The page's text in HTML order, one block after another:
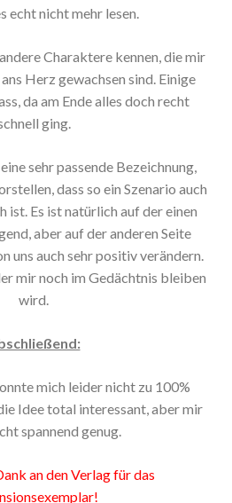
echt nicht mehr lesen.
Charaktere kennen, die mir
Herz gewachsen sind. Einige
da am Ende alles doch recht
ging.
sehr passende Bezeichnung,
dass so ein Szenario auch
ist. Es ist natürlich auf der einen
aber auf der anderen Seite
uns auch sehr positiv verändern.
mir noch im Gedächtnis bleiben
wird.
mich leider nicht zu 100%
Idee total interessant, aber mir
spannend genug.
an den Verlag für das